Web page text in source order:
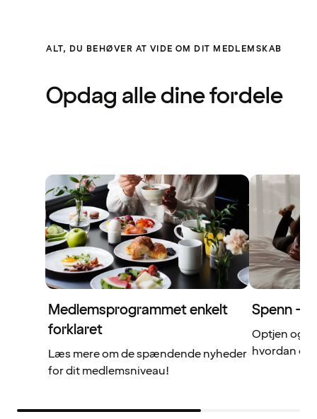
ALT, DU BEHØVER AT VIDE OM DIT MEDLEMSKAB
Opdag alle dine fordele
Medlemsprogrammet enkelt
forklaret
Læs mere om de spændende nyheder
for dit medlemsniveau!
Spenn –
Optjen og
hvordan